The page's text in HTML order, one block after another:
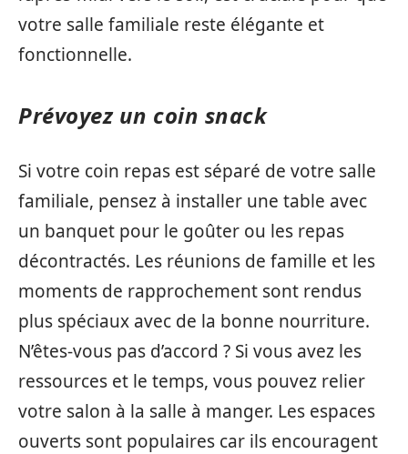
votre salle familiale reste élégante et
fonctionnelle.
Prévoyez un coin snack
Si votre coin repas est séparé de votre salle
familiale, pensez à installer une table avec
un banquet pour le goûter ou les repas
décontractés. Les réunions de famille et les
moments de rapprochement sont rendus
plus spéciaux avec de la bonne nourriture.
N’êtes-vous pas d’accord ? Si vous avez les
ressources et le temps, vous pouvez relier
votre salon à la salle à manger. Les espaces
ouverts sont populaires car ils encouragent